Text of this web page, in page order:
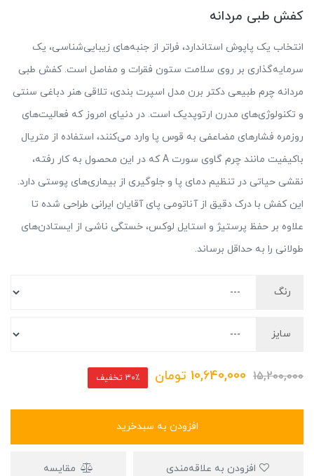
کفش طبی مردانه
انتخاب یک پاپوش استاندارد، فراتر از جنبه‌های زیبایی‌شناسی، یک
سرمایه‌گذاری بر روی سلامت ستون فقرات و مفاصل است. کفش طبی
مردانه چرم طبیعی دکتر برن مدل اسپرت بندی، تلاقی هنر دباغی سنتی
و تکنولوژی‌های مدرن ارتوپدیک است. در دنیای امروز که فعالیت‌های
روزمره فشارهای مضاعفی به قوس پا وارد می‌کنند، استفاده از متریال
باکیفیت مانند چرم گاوی سورت A که در این محصول به کار رفته،
نقشی حیاتی در تنظیم دمای پا و جلوگیری از بیماری‌های پوستی دارد.
این کفش با درک دقیق از آناتومی پای آقایان ایرانی طراحی شده تا
علاوه بر حفظ پرستیژ و استایل لوکس، خستگی ناشی از ایستادن‌های
طولانی را به حداقل برساند.
رنگ
سایز
15,200,000
10,640,000 تومان 30٪ تخفیف
افزودن به سبدخرید
مقایسه